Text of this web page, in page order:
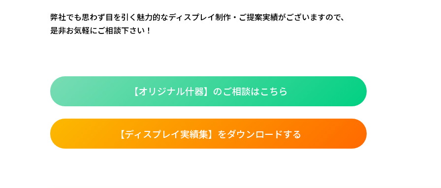
弊社でも思わず目を引く魅力的なディスプレイ制作・ご提案実績がございますので、
是非お気軽にご相談下さい！
【オリジナル什器】のご相談はこちら
【ディスプレイ実績集】をダウンロードする